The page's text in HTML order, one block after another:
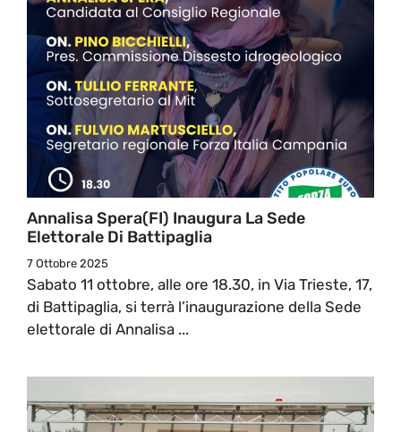
Annalisa Spera(FI) Inaugura La Sede
Elettorale Di Battipaglia
7 Ottobre 2025
Sabato 11 ottobre, alle ore 18.30, in Via Trieste, 17,
di Battipaglia, si terrà l’inaugurazione della Sede
elettorale di Annalisa ...